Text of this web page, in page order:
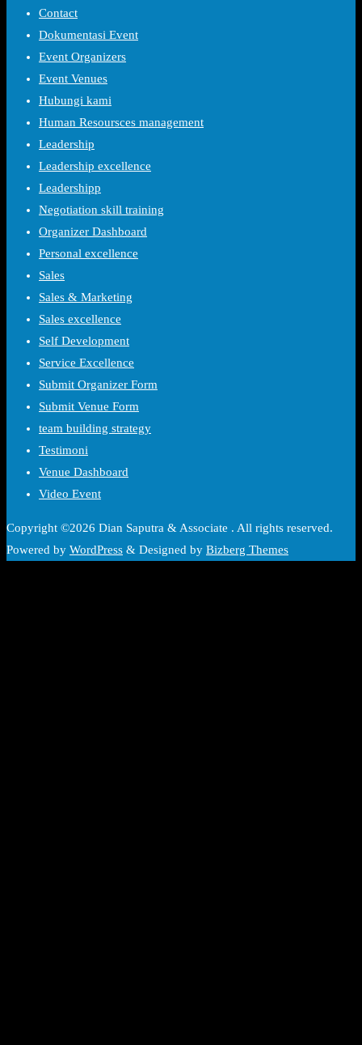
Contact
Dokumentasi Event
Event Organizers
Event Venues
Hubungi kami
Human Resoursces management
Leadership
Leadership excellence
Leadershipp
Negotiation skill training
Organizer Dashboard
Personal excellence
Sales
Sales & Marketing
Sales excellence
Self Development
Service Excellence
Submit Organizer Form
Submit Venue Form
team building strategy
Testimoni
Venue Dashboard
Video Event
Copyright ©2026 Dian Saputra & Associate . All rights reserved.
Powered by WordPress & Designed by Bizberg Themes